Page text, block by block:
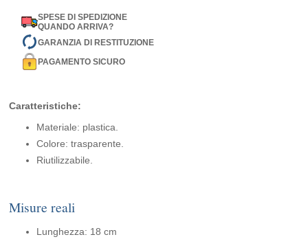
SPESE DI SPEDIZIONE
QUANDO ARRIVA?
GARANZIA DI RESTITUZIONE
PAGAMENTO SICURO
Caratteristiche:
Materiale: plastica.
Colore: trasparente.
Riutilizzabile.
Misure reali
Lunghezza: 18 cm